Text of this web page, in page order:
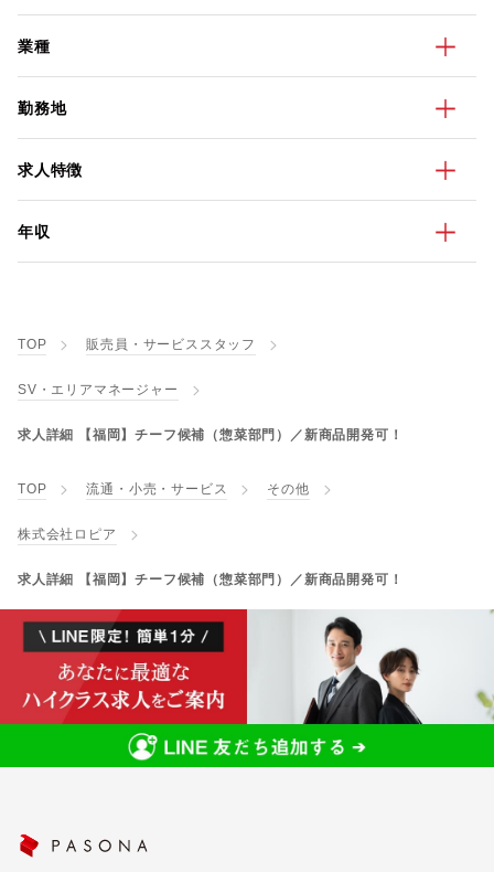
業種
勤務地
求人特徴
年収
TOP 販売員・サービススタッフ
SV・エリアマネージャー
求人詳細 【福岡】チーフ候補（惣菜部門）／新商品開発可！
TOP 流通・小売・サービス その他
株式会社ロピア
求人詳細 【福岡】チーフ候補（惣菜部門）／新商品開発可！